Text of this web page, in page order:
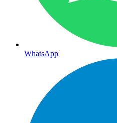
WhatsApp